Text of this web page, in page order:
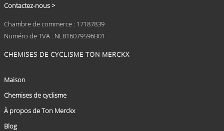
Contactez-nous >
Chambre de commerce : 17187839
Numéro de TVA : NL816079596B01
CHEMISES DE CYCLISME TON MERCKX
Maison
Chemises de cyclisme
À propos de Ton Merckx
Blog